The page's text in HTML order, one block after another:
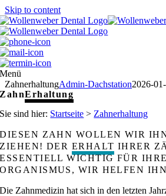
Skip to content
Menü
ZahnerhaltungAdmin-Dachstation2026-
ZahnErhaltung
Sie sind hier: Startseite > Zahnerhaltung
DIESEN ZAHN WOLLEN WIR
ZIEHEN! DER ERHALT IHRER
ESSENTIELL WICHTIG FÜR
ORGANISMUS, WIR HELFEN
Die Zahnmedizin hat sich in den letzten